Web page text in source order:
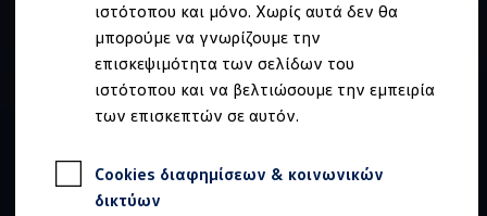
ιστότοπου και μόνο. Χωρίς αυτά δεν θα
μπορούμε να γνωρίζουμε την
επισκεψιμότητα των σελίδων του
ιστότοπου και να βελτιώσουμε την εμπειρία
των επισκεπτών σε αυτόν.
Cookies διαφημίσεων & κοινωνικών
δικτύων
Εσωτερική και εξωτερική προστασία
Λύσεις μεταφοράς και αποσκευών
Ψυχαγωγία και ηλεκτρονικές συσκευές
Εξατομίκευση
Επιτοίχιος σταθμός φόρτισης και καλώδια
Συλλογές Lifestyle
Εφαρμογές Volkswagen, σύνδεση και
Σύνδεση κινητού τηλεφώνου και οχήματος